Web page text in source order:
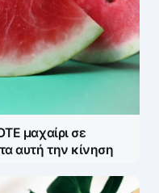
μαχαίρι σε
αυτή την κίνηση